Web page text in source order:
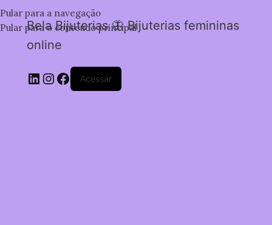
Pular para a navegação
Pular para o conteúdo principal
Bela Bijuterias 🦋 Bijuterias femininas
online
Acessar